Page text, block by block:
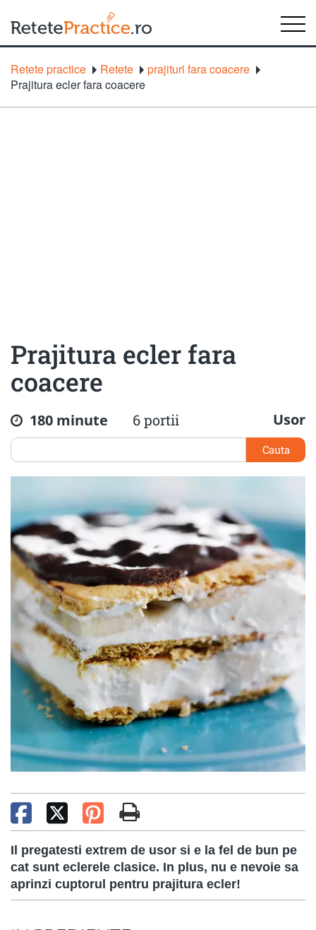
Retete practice Retete
prajituri fara coacere
Prajitura ecler fara coacere
Prajitura ecler fara
coacere
180 minute 6 portii Usor
Cauta
Il pregatesti extrem de usor si e la fel de bun pe
cat sunt eclerele clasice. In plus, nu e nevoie sa
aprinzi cuptorul pentru prajitura ecler!